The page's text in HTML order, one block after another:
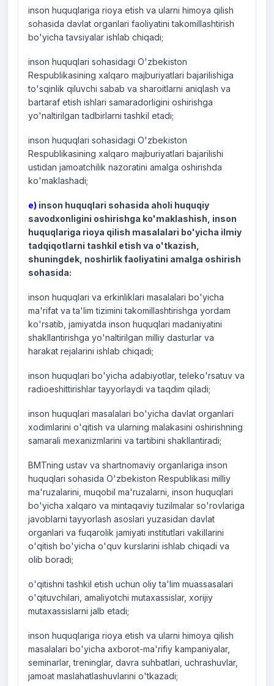
inson huquqlariga rioya etish va ularni himoya qilish
sohasida davlat organlari faoliyatini takomillashtirish
bo'yicha tavsiyalar ishlab chiqadi;
inson huquqlari sohasidagi O'zbekiston
Respublikasining xalqaro majburiyatlari bajarilishiga
to'sqinlik qiluvchi sabab va sharoitlarni aniqlash va
bartaraf etish ishlari samaradorligini oshirishga
yo'naltirilgan tadbirlarni tashkil etadi;
inson huquqlari sohasidagi O'zbekiston
Respublikasining xalqaro majburiyatlari bajarilishi
ustidan jamoatchilik nazoratini amalga oshirishda
ko'maklashadi;
e) inson huquqlari sohasida aholi huquqiy
savodxonligini oshirishga ko'maklashish, inson
huquqlariga rioya qilish masalalari bo'yicha ilmiy
tadqiqotlarni tashkil etish va o'tkazish,
shuningdek, noshirlik faoliyatini amalga oshirish
sohasida:
inson huquqlari va erkinliklari masalalari bo'yicha
ma'rifat va ta'lim tizimini takomillashtirishga yordam
ko'rsatib, jamiyatda inson huquqlari madaniyatini
shakllantirishga yo'naltirilgan milliy dasturlar va
harakat rejalarini ishlab chiqadi;
inson huquqlari bo'yicha adabiyotlar, teleko'rsatuv va
radioeshittirishlar tayyorlaydi va taqdim qiladi;
inson huquqlari masalalari bo'yicha davlat organlari
xodimlarini o'qitish va ularning malakasini oshirishning
samarali mexanizmlarini va tartibini shakllantiradi;
BMTning ustav va shartnomaviy organlariga inson
huquqlari sohasida O'zbekiston Respublikasi milliy
ma'ruzalarini, muqobil ma'ruzalarni, inson huquqlari
bo'yicha xalqaro va mintaqaviy tuzilmalar so'rovlariga
javoblarni tayyorlash asoslari yuzasidan davlat
organlari va fuqarolik jamiyati institutlari vakillarini
o'qitish bo'yicha o'quv kurslarini ishlab chiqadi va
olib boradi;
o'qitishni tashkil etish uchun oliy ta'lim muassasalari
o'qituvchilari, amaliyotchi mutaxassislar, xorijiy
mutaxassislarni jalb etadi;
inson huquqlariga rioya etish va ularni himoya qilish
masalalari bo'yicha axborot-ma'rifiy kampaniyalar,
seminarlar, treninglar, davra suhbatlari, uchrashuvlar,
jamoat maslahatlashuvlarini o'tkazadi;